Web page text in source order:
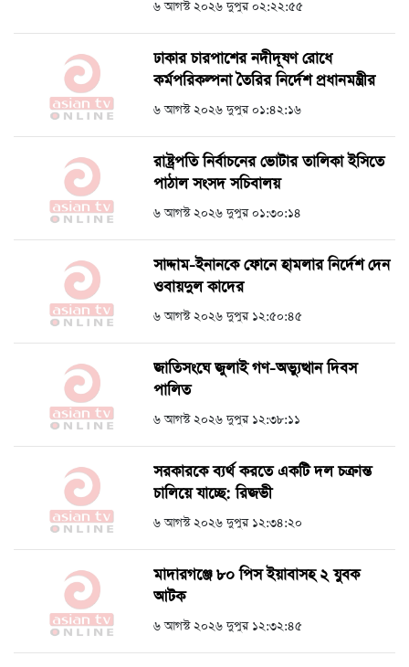
৬ আগস্ট ২০২৬ দুপুর ০২:২২:৫৫
ঢাকার চারপাশের নদীদূষণ রোধে
কর্মপরিকল্পনা তৈরির নির্দেশ প্রধানমন্ত্রীর
৬ আগস্ট ২০২৬ দুপুর ০১:৪২:১৬
রাষ্ট্রপতি নির্বাচনের ভোটার তালিকা ইসিতে
পাঠাল সংসদ সচিবালয়
৬ আগস্ট ২০২৬ দুপুর ০১:৩০:১৪
সাদ্দাম-ইনানকে ফোনে হামলার নির্দেশ দেন
ওবায়দুল কাদের
৬ আগস্ট ২০২৬ দুপুর ১২:৫০:৪৫
জাতিসংঘে জুলাই গণ-অভ্যুত্থান দিবস
পালিত
৬ আগস্ট ২০২৬ দুপুর ১২:৩৮:১১
সরকারকে ব্যর্থ করতে একটি দল চক্রান্ত
চালিয়ে যাচ্ছে: রিজভী
৬ আগস্ট ২০২৬ দুপুর ১২:৩৪:২০
মাদারগঞ্জে ৮০ পিস ইয়াবাসহ ২ যুবক
আটক
৬ আগস্ট ২০২৬ দুপুর ১২:৩২:৪৫